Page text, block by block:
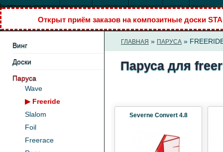
Открыт приём заказов на композитные доски
Винг
Доски
Паруса
Wave
▶ Freeride
Slalom
Foil
Freerace
ГЛАВНАЯ » ПАРУСА »
Паруса для
Severne Convert 4.8